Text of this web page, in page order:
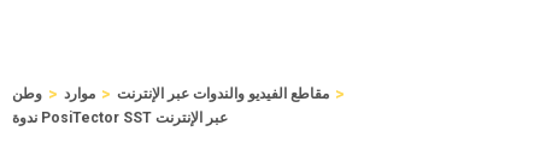
وطن > موارد > مقاطع الفيديو والندوات عبر الإنترنت >
ندوة PosiTector SST عبر الإنترنت